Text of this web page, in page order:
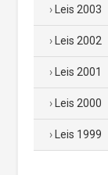
Leis 2003
Leis 2002
Leis 2001
Leis 2000
Leis 1999